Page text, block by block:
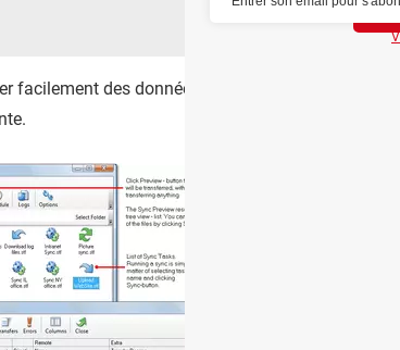
facilement des données du disque dur vers un